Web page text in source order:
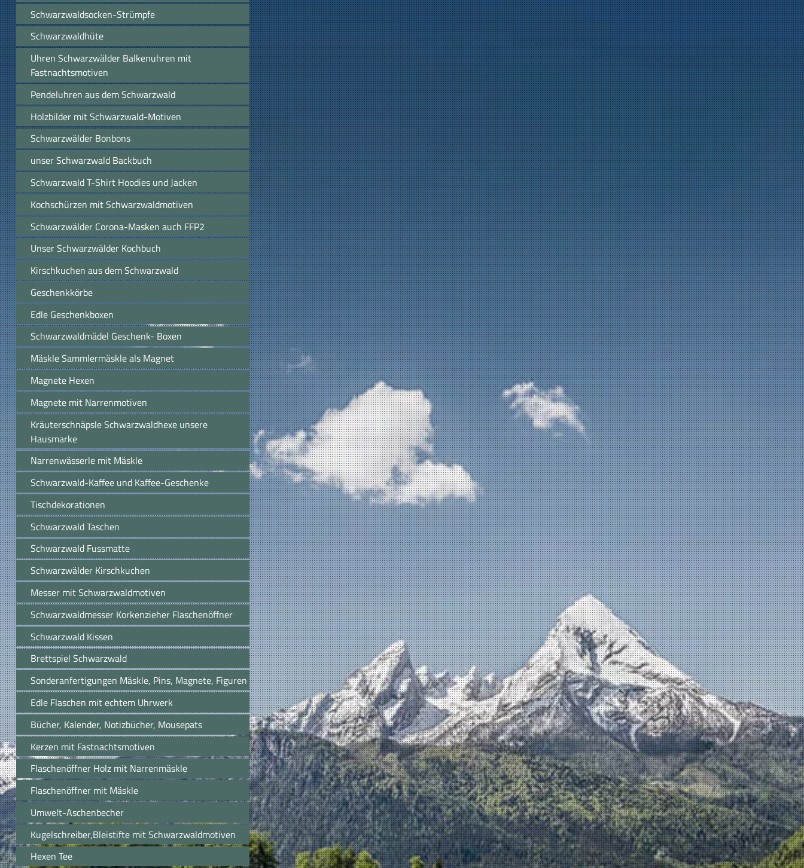
Schwarzwaldsocken-Strümpfe
Schwarzwaldhüte
Uhren Schwarzwälder Balkenuhren mit
Fastnachtsmotiven
Pendeluhren aus dem Schwarzwald
Holzbilder mit Schwarzwald-Motiven
Schwarzwälder Bonbons
unser Schwarzwald Backbuch
Schwarzwald T-Shirt Hoodies und Jacken
Kochschürzen mit Schwarzwaldmotiven
Schwarzwälder Corona-Masken auch FFP2
Unser Schwarzwälder Kochbuch
Kirschkuchen aus dem Schwarzwald
Geschenkkörbe
Edle Geschenkboxen
Schwarzwaldmädel Geschenk- Boxen
Mäskle Sammlermäskle als Magnet
Magnete Hexen
Magnete mit Narrenmotiven
Kräuterschnäpsle Schwarzwaldhexe unsere
Hausmarke
Narrenwässerle mit Mäskle
Schwarzwald-Kaffee und Kaffee-Geschenke
Tischdekorationen
Schwarzwald Taschen
Schwarzwald Fussmatte
Schwarzwälder Kirschkuchen
Messer mit Schwarzwaldmotiven
Schwarzwaldmesser Korkenzieher Flaschenöffner
Schwarzwald Kissen
Brettspiel Schwarzwald
Sonderanfertigungen Mäskle, Pins, Magnete, Figuren
Edle Flaschen mit echtem Uhrwerk
Bücher, Kalender, Notizbücher, Mousepats
Kerzen mit Fastnachtsmotiven
Flaschenöffner Holz mit Narrenmäskle
Flaschenöffner mit Mäskle
Umwelt-Aschenbecher
Kugelschreiber,Bleistifte mit Schwarzwaldmotiven
Hexen Tee